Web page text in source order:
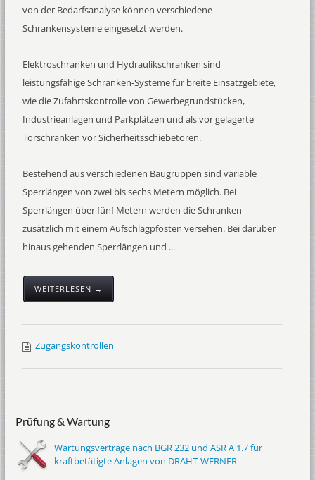
von der Bedarfsanalyse können verschiedene
Schrankensysteme eingesetzt werden.
Elektroschranken und Hydraulikschranken sind
leistungsfähige Schranken-Systeme für breite Einsatzgebiete,
wie die Zufahrtskontrolle von Gewerbegrundstücken,
Industrieanlagen und Parkplätzen und als vor gelagerte
Torschranken vor Sicherheitsschiebetoren.
Bestehend aus verschiedenen Baugruppen sind variable
Sperrlängen von zwei bis sechs Metern möglich. Bei
Sperrlängen über fünf Metern werden die Schranken
zusätzlich mit einem Aufschlagpfosten versehen. Bei darüber
hinaus gehenden Sperrlängen und ...
WEITERLESEN →
Zugangskontrollen
Prüfung & Wartung
Wartungsverträge nach BGR 232 und ASR A 1.7 für
kraftbetätigte Anlagen von DRAHT-WERNER